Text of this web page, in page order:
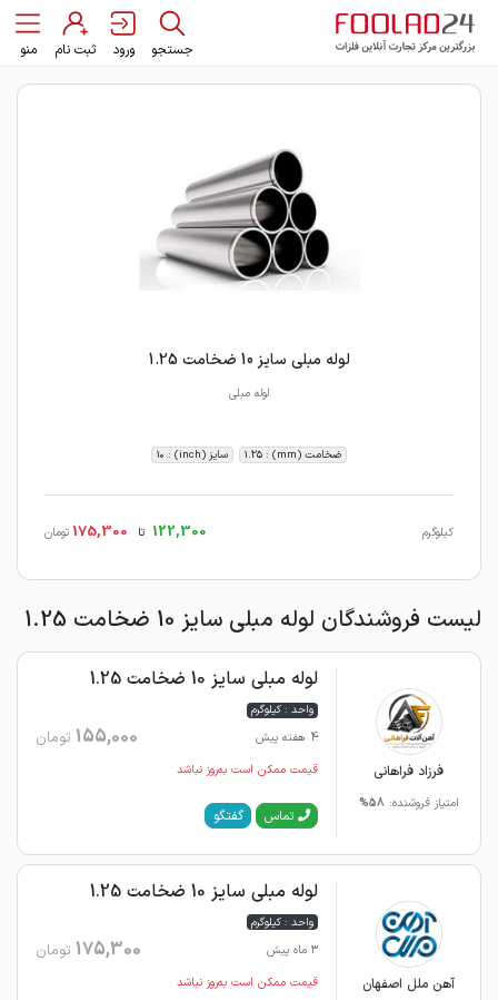
جستجو ورود ثبت نام منو
لوله مبلی سایز 10 ضخامت 1.25
لوله مبلی
ضخامت (mm) : 1.25 سایز (inch) : 10
کیلوگرم 122,300 تا 175,300 تومان
لیست فروشندگان لوله مبلی سایز 10 ضخامت 1.25
فرزاد فراهانی
امتیاز فروشنده: 58%
لوله مبلی سایز 10 ضخامت 1.25
واحد : کیلوگرم
4 هفته پیش
155,000 تومان
قیمت ممکن است به‌روز نباشد
تماس گفتگو
آهن ملل اصفهان
لوله مبلی سایز 10 ضخامت 1.25
واحد : کیلوگرم
3 ماه پیش
175,300 تومان
قیمت ممکن است به‌روز نباشد